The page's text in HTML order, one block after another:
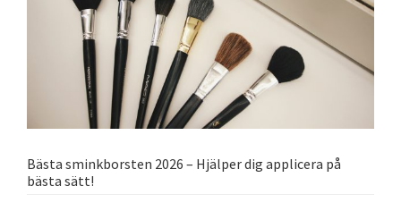
Bästa sminkborsten 2026 – Hjälper dig applicera på
bästa sätt!